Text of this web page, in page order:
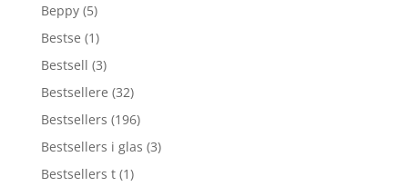
Beppy (5)
Bestse (1)
Bestsell (3)
Bestsellere (32)
Bestsellers (196)
Bestsellers i glas (3)
Bestsellers t (1)